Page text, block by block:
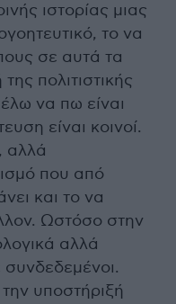
ιστορίας μιας
το να
σε αυτά τα
πολιτιστικής
να πω είναι
είναι κοινοί.
αλλά
που από
και το να
Ωστόσο στην
αλλά
υποστήριξή